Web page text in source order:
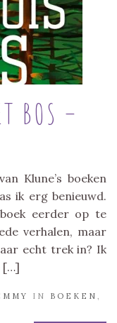
BOS –
Klune’s boeken
ik erg benieuwd.
eerder op te
verhalen, maar
echt trek in? Ik
[…]
IN BOEKEN ,